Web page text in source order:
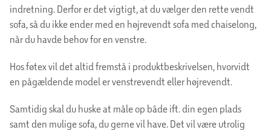
indretning. Derfor er det vigtigt, at du vælger den rette vendt
sofa, så du ikke ender med en højrevendt sofa med chaiselong,
når du havde behov for en venstre.
Hos føtex vil det altid fremstå i produktbeskrivelsen, hvorvidt
en pågældende model er venstrevendt eller højrevendt.
Samtidig skal du huske at måle op både ift. din egen plads
samt den mulige sofa, du gerne vil have. Det vil være utrolig